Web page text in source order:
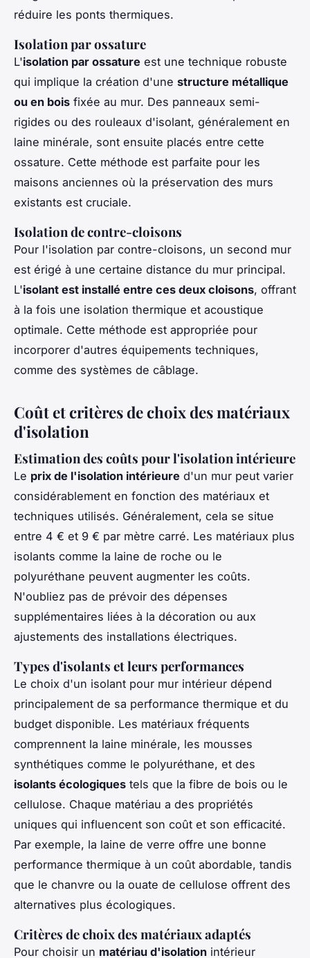
réduire les ponts thermiques.
Isolation par ossature
L'isolation par ossature est une technique robuste
qui implique la création d'une structure métallique
ou en bois fixée au mur. Des panneaux semi-
rigides ou des rouleaux d'isolant, généralement en
laine minérale, sont ensuite placés entre cette
ossature. Cette méthode est parfaite pour les
maisons anciennes où la préservation des murs
existants est cruciale.
Isolation de contre-cloisons
Pour l'isolation par contre-cloisons, un second mur
est érigé à une certaine distance du mur principal.
L'isolant est installé entre ces deux cloisons, offrant
à la fois une isolation thermique et acoustique
optimale. Cette méthode est appropriée pour
incorporer d'autres équipements techniques,
comme des systèmes de câblage.
Coût et critères de choix des matériaux
d'isolation
Estimation des coûts pour l'isolation intérieure
Le prix de l'isolation intérieure d'un mur peut varier
considérablement en fonction des matériaux et
techniques utilisés. Généralement, cela se situe
entre 4 € et 9 € par mètre carré. Les matériaux plus
isolants comme la laine de roche ou le
polyuréthane peuvent augmenter les coûts.
N'oubliez pas de prévoir des dépenses
supplémentaires liées à la décoration ou aux
ajustements des installations électriques.
Types d'isolants et leurs performances
Le choix d'un isolant pour mur intérieur dépend
principalement de sa performance thermique et du
budget disponible. Les matériaux fréquents
comprennent la laine minérale, les mousses
synthétiques comme le polyuréthane, et des
isolants écologiques tels que la fibre de bois ou le
cellulose. Chaque matériau a des propriétés
uniques qui influencent son coût et son efficacité.
Par exemple, la laine de verre offre une bonne
performance thermique à un coût abordable, tandis
que le chanvre ou la ouate de cellulose offrent des
alternatives plus écologiques.
Critères de choix des matériaux adaptés
Pour choisir un matériau d'isolation intérieur